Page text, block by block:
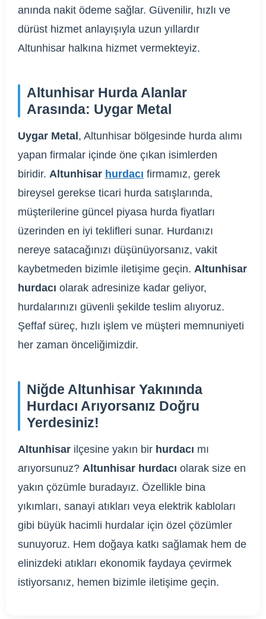
anında nakit ödeme sağlar. Güvenilir, hızlı ve
dürüst hizmet anlayışıyla uzun yıllardır
Altunhisar halkına hizmet vermekteyiz.
Altunhisar Hurda Alanlar
Arasında: Uygar Metal
Uygar Metal, Altunhisar bölgesinde hurda alımı
yapan firmalar içinde öne çıkan isimlerden
biridir. Altunhisar hurdacı firmamız, gerek
bireysel gerekse ticari hurda satışlarında,
müşterilerine güncel piyasa hurda fiyatları
üzerinden en iyi teklifleri sunar. Hurdanızı
nereye satacağınızı düşünüyorsanız, vakit
kaybetmeden bizimle iletişime geçin. Altunhisar
hurdacı olarak adresinize kadar geliyor,
hurdalarınızı güvenli şekilde teslim alıyoruz.
Şeffaf süreç, hızlı işlem ve müşteri memnuniyeti
her zaman önceliğimizdir.
Niğde Altunhisar Yakınında
Hurdacı Arıyorsanız Doğru
Yerdesiniz!
Altunhisar ilçesine yakın bir hurdacı mı
arıyorsunuz? Altunhisar hurdacı olarak size en
yakın çözümle buradayız. Özellikle bina
yıkımları, sanayi atıkları veya elektrik kabloları
gibi büyük hacimli hurdalar için özel çözümler
sunuyoruz. Hem doğaya katkı sağlamak hem de
elinizdeki atıkları ekonomik faydaya çevirmek
istiyorsanız, hemen bizimle iletişime geçin.